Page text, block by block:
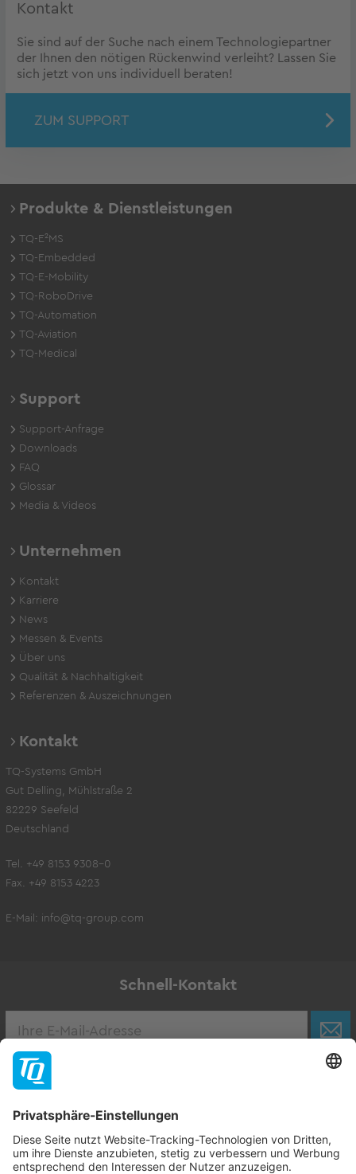
Kontakt
Sie sind auf der Suche nach einem Technologiepartner
der Ihnen den nötigen Rückenwind verleiht? Lassen Sie
sich jetzt von uns individuell beraten!
ZUM SUPPORT
Produkte & Dienstleistungen
TQ-E²MS
TQ-Embedded
TQ-E-Mobility
TQ-RoboDrive
TQ-Automation
TQ-Aviation
TQ-Medical
Support
Support-Anfrage
Downloads
FAQ
Glossar
Media & Videos
Unternehmen
Kontakt
Karriere
News
Messen & Events
Über uns
Qualität & Nachhaltigkeit
Referenzen & Auszeichnungen
Kontakt
TQ-Systems GmbH
Gut Delling, Mühlstraße 2
82229 Seefeld
Deutschland
Tel. +49 8153 9308-0
Fax. +49 8153 4223
E-Mail: info@tq-group.com
Schnell-Kontakt
Zur Stellenbörse